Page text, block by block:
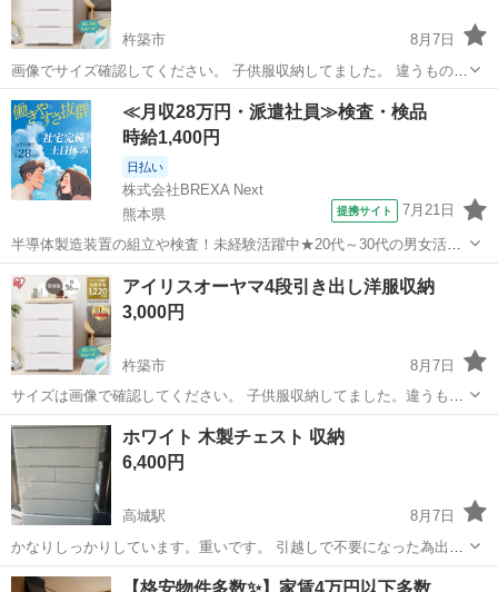
杵築市
8月7日
画像でサイズ確認してください。 子供服収納してました。 違うものを
使いだしたので出品です。
大分 杵築市 収納家具 アイリスオーヤマ
≪月収28万円・派遣社員≫検査・検品
時給1,400円
日払い
株式会社BREXA Next
熊本県
提携サイト 7月21日
半導体製造装置の組立や検査！未経験活躍中★20代～30代の男女活躍
中★ワンルーム寮完備！赴任旅費会社負担！マイカー通勤OK！無料駐
車場あり！正社員登用あり！《熊本県菊池郡大津町》 人気の工場のお
仕事 ◇半導体製造装置の組立...
熊本 その他
アイリスオーヤマ4段引き出し洋服収納
3,000円
杵築市
8月7日
サイズは画像で確認してください。 子供服収納してました。違うもの
を使い出さしたので出品します。
大分 杵築市 収納家具
ホワイト 木製チェスト 収納
6,400円
高城駅
8月7日
かなりしっかりしています。重いです。 引越しで不要になった為出品
いたします。 使用に問題ございません。 画像2枚目 ボールペンがすこ
大分 大分市 高城駅 収納家具 チェスト